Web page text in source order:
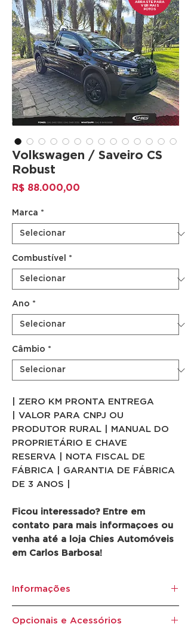
Volkswagen / Saveiro CS
Robust
R$ 88.000,00
Marca *
Combustível *
Ano *
Câmbio *
| ZERO KM PRONTA ENTREGA
| VALOR PARA CNPJ OU
PRODUTOR RURAL | MANUAL DO
PROPRIETÁRIO E CHAVE
RESERVA | NOTA FISCAL DE
FÁBRICA | GARANTIA DE FÁBRICA
DE 3 ANOS |
Ficou interessado? Entre em
contato para mais informaçoes ou
venha até a loja Chies Automóveis
em Carlos Barbosa!
Informações
Ano/Modelo:2025/2026
Opcionais e Acessórios
ARRASTE PARA
VER MAIS
FOTOS